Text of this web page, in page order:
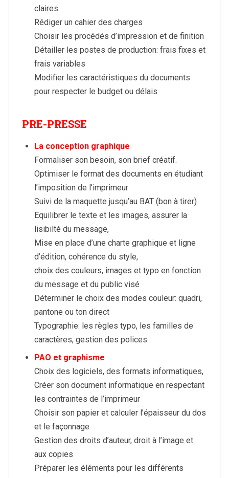
claires
Rédiger un cahier des charges
Choisir les procédés d’impression et de finition
Détailler les postes de production: frais fixes et
frais variables
Modifier les caractéristiques du documents
pour respecter le budget ou délais
PRE-PRESSE
La conception graphique
Formaliser son besoin, son brief créatif.
Optimiser le format des documents en étudiant
l’imposition de l’imprimeur
Suivi de la maquette jusqu’au BAT (bon à tirer)
Equilibrer le texte et les images, assurer la
lisibilté du message,
Mise en place d’une charte graphique et ligne
d’édition, cohérence du style,
choix des couleurs, images et typo en fonction
du message et du public visé
Déterminer le choix des modes couleur: quadri,
pantone ou ton direct
Typographie: les règles typo, les familles de
caractères, gestion des polices
PAO et graphisme
Choix des logiciels, des formats informatiques,
Créer son document informatique en respectant
les contraintes de l’imprimeur
Choisir son papier et calculer l’épaisseur du dos
et le façonnage
Gestion des droits d’auteur, droit à l’image et
aux copies
Préparer les éléments pour les différents